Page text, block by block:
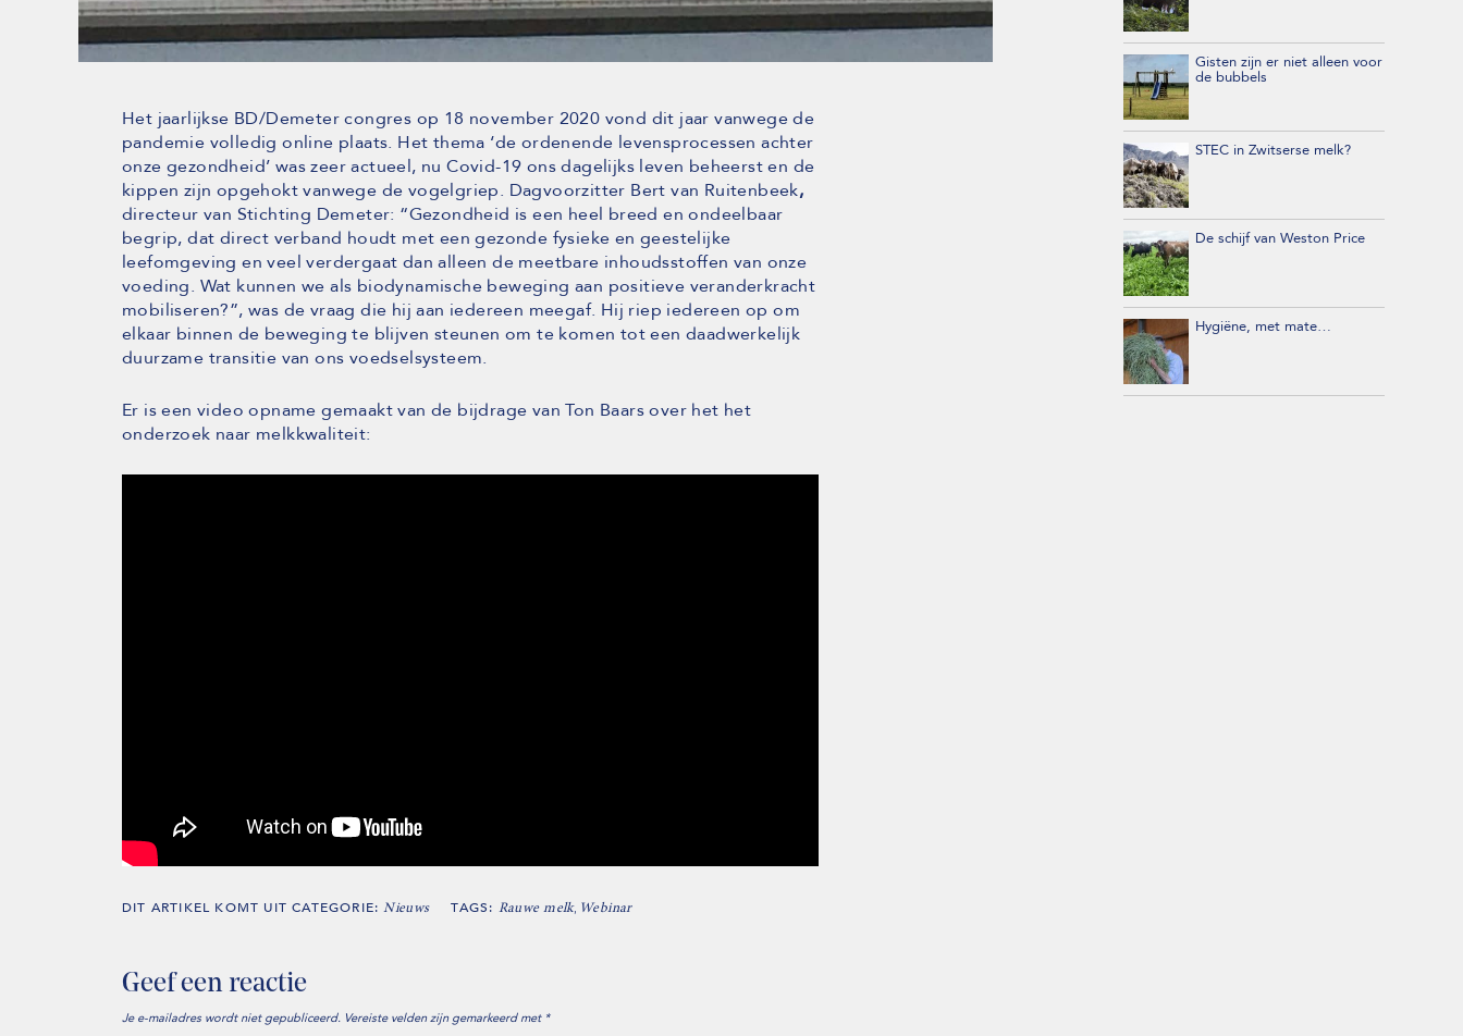
Het jaarlijkse BD/Demeter congres op 18 november 2020 vond dit jaar vanwege de
pandemie volledig online plaats. Het thema ‘de ordenende levensprocessen achter
onze gezondheid’ was zeer actueel, nu Covid-19 ons dagelijks leven beheerst en de
kippen zijn opgehokt vanwege de vogelgriep. Dagvoorzitter Bert van Ruitenbeek,
directeur van Stichting Demeter: “Gezondheid is een heel breed en ondeelbaar
begrip, dat direct verband houdt met een gezonde fysieke en geestelijke
leefomgeving en veel verdergaat dan alleen de meetbare inhoudsstoffen van onze
voeding. Wat kunnen we als biodynamische beweging aan positieve veranderkracht
mobiliseren?”, was de vraag die hij aan iedereen meegaf. Hij riep iedereen op om
elkaar binnen de beweging te blijven steunen om te komen tot een daadwerkelijk
duurzame transitie van ons voedselsysteem.
Er is een video opname gemaakt van de bijdrage van Ton Baars over het het
onderzoek naar melkkwaliteit:
DIT ARTIKEL KOMT UIT CATEGORIE:Nieuws TAGS: Rauwe melk, Webinar
Geef een reactie
Je e-mailadres wordt niet gepubliceerd. Vereiste velden zijn gemarkeerd met *
Gisten zijn er niet alleen voor
de bubbels
STEC in Zwitserse melk?
De schijf van Weston Price
Hygiëne, met mate…